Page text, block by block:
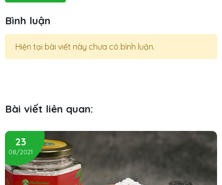
Bình luận
Hiện tại bài viết này chưa có bình luận.
Bài viết liên quan:
23
08/2021